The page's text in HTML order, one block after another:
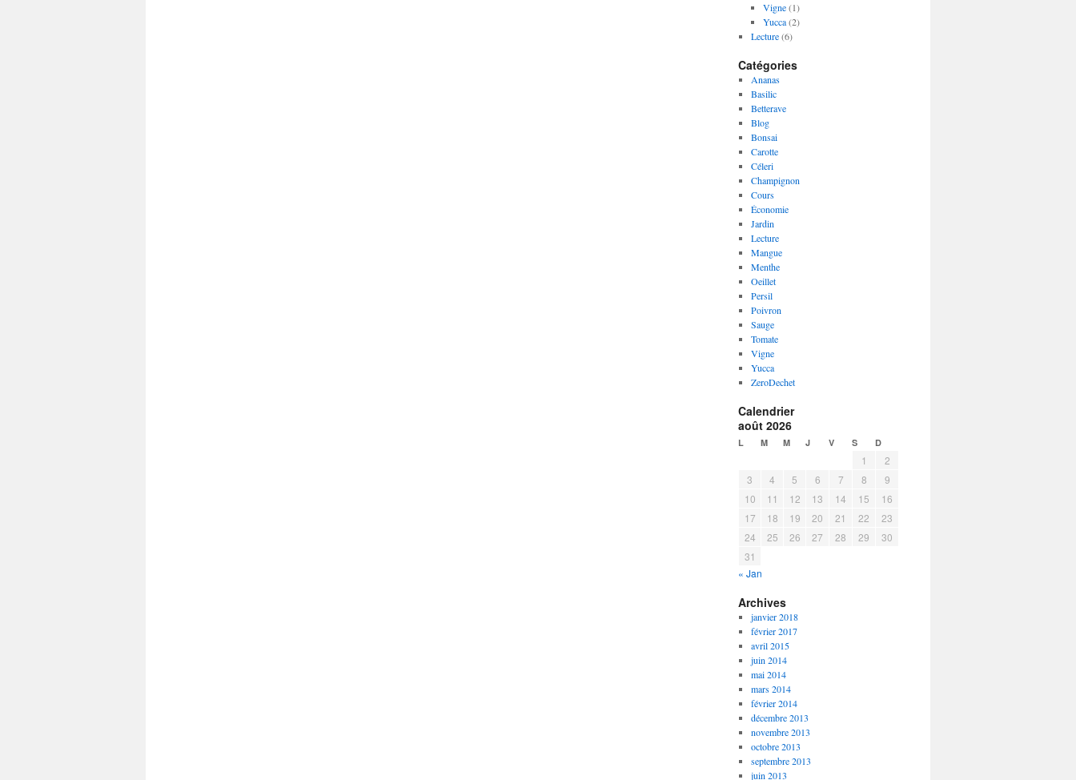
Vigne(1)
Yucca(2)
Lecture(6)
Catégories
Ananas
Basilic
Betterave
Blog
Bonsai
Carotte
Céleri
Champignon
Cours
Économie
Jardin
Lecture
Mangue
Menthe
Oeillet
Persil
Poivron
Sauge
Tomate
Vigne
Yucca
ZeroDechet
Calendrier
août 2026
L M M J V S D
1
2
3
4 5 6 7 8
9
10
11 12 13 14 15
16
17
18 19 20 21 22
23
24
25 26 27 28 29
30
31
« Jan
Archives
janvier 2018
février 2017
avril 2015
juin 2014
mai 2014
mars 2014
février 2014
décembre 2013
novembre 2013
octobre 2013
septembre 2013
juin 2013